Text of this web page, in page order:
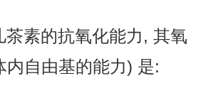
茶素的抗氧化能力, 其氧
内自由基的能力) 是: